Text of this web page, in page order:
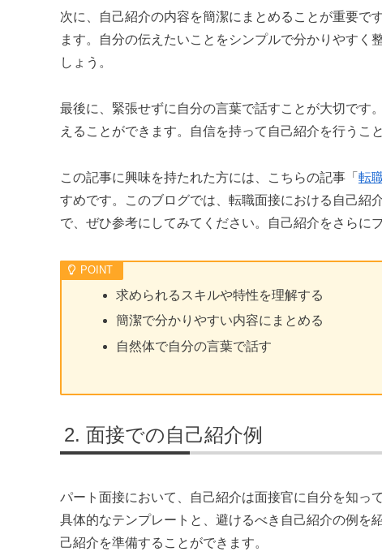
次に、自己紹介の内容を簡潔にまとめることが重要で
ます。自分の伝えたいことをシンプルで分かりやすく
しょう。
最後に、緊張せずに自分の言葉で話すことが大切です
えることができます。自信を持って自己紹介を行うこ
この記事に興味を持たれた方には、こちらの記事「 転
すめです。このブログでは、転職面接における自己紹
で、ぜひ参考にしてみてください。自己紹介をさらに
求められるスキルや特性を理解する
簡潔で分かりやすい内容にまとめる
自然体で自分の言葉で話す
面接での自己紹介例
パート面接において、自己紹介は面接官に自分を知っ
具体的なテンプレートと、避けるべき自己紹介の例を
己紹介を準備することができます。